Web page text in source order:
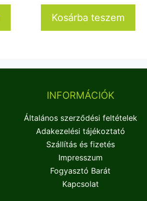
Kosárba teszem
INFORMÁCIÓK
Általános szerződési feltételek
Adakezelési tájékoztató
Szállítás és fizetés
Impresszum
Fogyasztó Barát
Kapcsolat